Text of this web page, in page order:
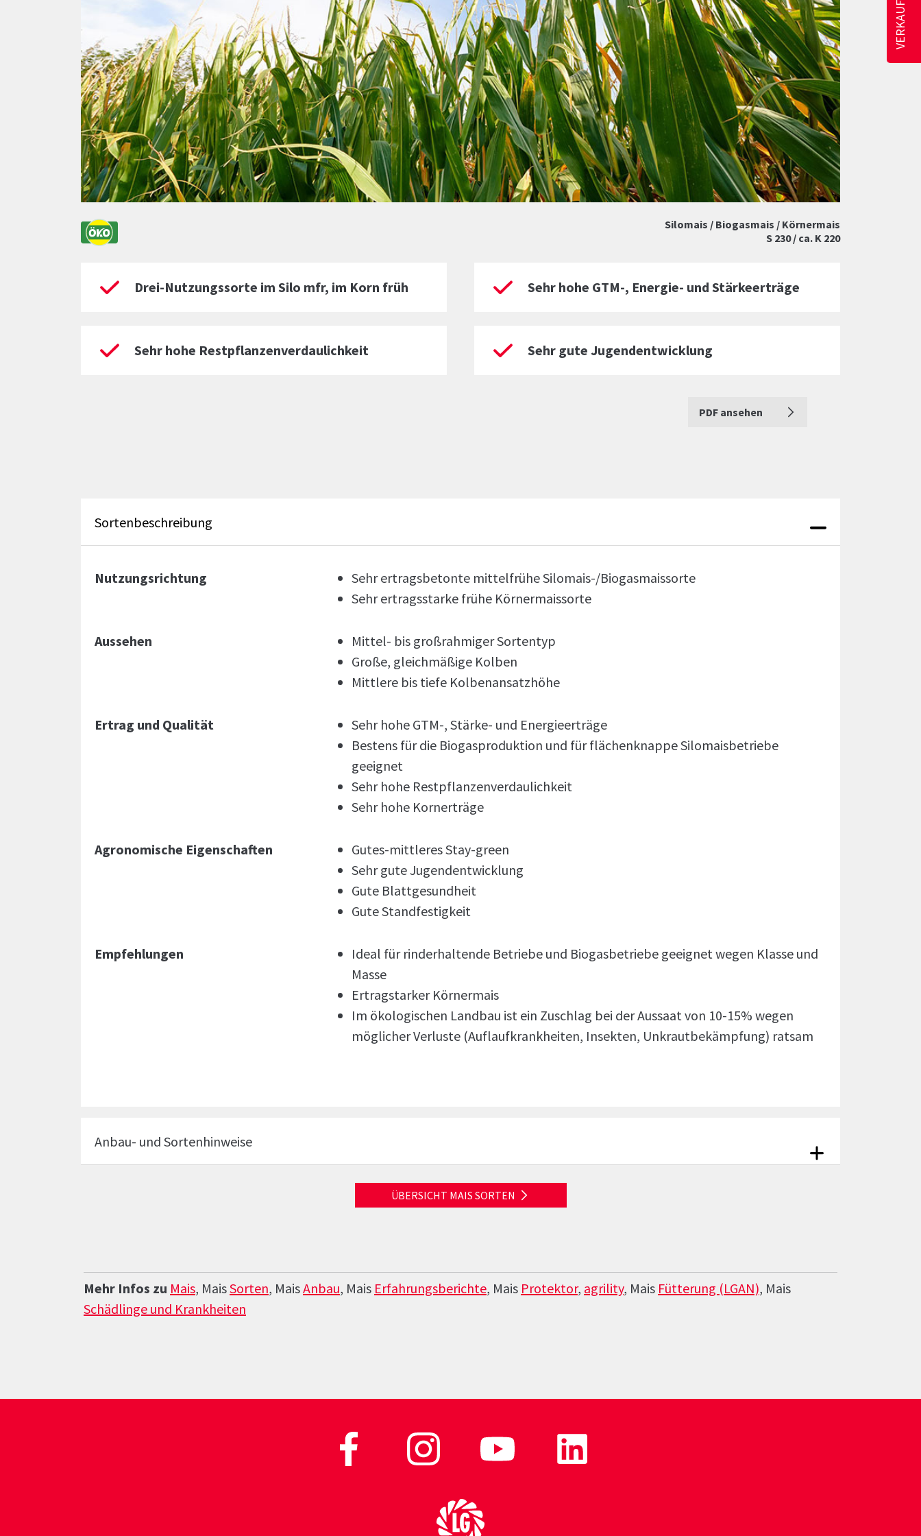
Silomais / Biogasmais / Körnermais
S 230 / ca. K 220
Drei-Nutzungssorte im Silo mfr, im Korn früh Sehr hohe GTM-, Energie- und Stärkeerträge
Sehr hohe Restpflanzenverdaulichkeit Sehr gute Jugendentwicklung
PDF ansehen
Sortenbeschreibung
Nutzungsrichtung
Sehr ertragsbetonte mittelfrühe Silomais-/Biogasmaissorte
Sehr ertragsstarke frühe Körnermaissorte
Aussehen
Mittel- bis großrahmiger Sortentyp
Große, gleichmäßige Kolben
Mittlere bis tiefe Kolbenansatzhöhe
Ertrag und Qualität
Sehr hohe GTM-, Stärke- und Energieerträge
Bestens für die Biogasproduktion und für flächenknappe Silomaisbetriebe
geeignet
Sehr hohe Restpflanzenverdaulichkeit
Sehr hohe Kornerträge
Agronomische Eigenschaften
Gutes-mittleres Stay-green
Sehr gute Jugendentwicklung
Gute Blattgesundheit
Gute Standfestigkeit
Empfehlungen
Ideal für rinderhaltende Betriebe und Biogasbetriebe geeignet wegen Klasse und
Masse
Ertragstarker Körnermais
Im ökologischen Landbau ist ein Zuschlag bei der Aussaat von 10-15% wegen
möglicher Verluste (Auflaufkrankheiten, Insekten, Unkrautbekämpfung) ratsam
Anbau- und Sortenhinweise
ÜBERSICHT MAIS SORTEN
Mehr Infos zu Mais, MaisSorten, MaisAnbau, Mais Erfahrungsberichte, Mais Protektor, agrility, Mais Fütterung (LGAN), Mais
Schädlinge und Krankheiten